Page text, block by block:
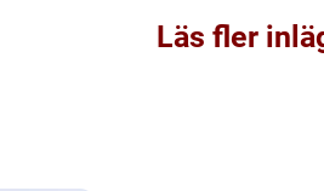
Läs fler